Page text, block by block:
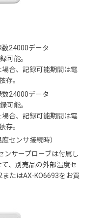
24000データ
可能。
合、記録可能期間は電
存。
24000データ
可能。
合、記録可能期間は電
存。
センサ接続時）
サープローブは付属し
、別売品の外部温度セ
またはAX-KO6693をお買